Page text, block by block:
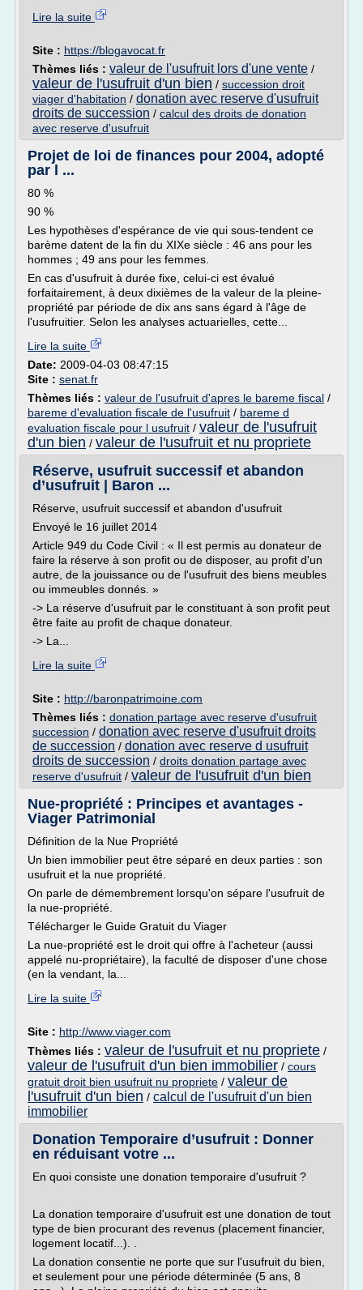
Lire la suite
Site : https://blogavocat.fr
Thèmes liés : valeur de l'usufruit lors d'une vente /
valeur de l'usufruit d'un bien / succession droit
viager d'habitation / donation avec reserve d'usufruit
droits de succession / calcul des droits de donation
avec reserve d'usufruit
Projet de loi de finances pour 2004, adopté
par l ...
80 %
90 %
Les hypothèses d'espérance de vie qui sous-tendent ce
barème datent de la fin du XIXe siècle : 46 ans pour les
hommes ; 49 ans pour les femmes.
En cas d'usufruit à durée fixe, celui-ci est évalué
forfaitairement, à deux dixièmes de la valeur de la pleine-
propriété par période de dix ans sans égard à l'âge de
l'usufruitier. Selon les analyses actuarielles, cette...
Lire la suite
Date: 2009-04-03 08:47:15
Site : senat.fr
Thèmes liés : valeur de l'usufruit d'apres le bareme fiscal /
bareme d'evaluation fiscale de l'usufruit / bareme d
evaluation fiscale pour l usufruit / valeur de l'usufruit
d'un bien / valeur de l'usufruit et nu propriete
Réserve, usufruit successif et abandon
d’usufruit | Baron ...
Réserve, usufruit successif et abandon d'usufruit
Envoyé le 16 juillet 2014
Article 949 du Code Civil : « Il est permis au donateur de
faire la réserve à son profit ou de disposer, au profit d'un
autre, de la jouissance ou de l'usufruit des biens meubles
ou immeubles donnés. »
-> La réserve d'usufruit par le constituant à son profit peut
être faite au profit de chaque donateur.
-> La...
Lire la suite
Site : http://baronpatrimoine.com
Thèmes liés : donation partage avec reserve d'usufruit
succession / donation avec reserve d'usufruit droits
de succession / donation avec reserve d usufruit
droits de succession / droits donation partage avec
reserve d'usufruit / valeur de l'usufruit d'un bien
Nue-propriété : Principes et avantages -
Viager Patrimonial
Définition de la Nue Propriété
Un bien immobilier peut être séparé en deux parties : son
usufruit et la nue propriété.
On parle de démembrement lorsqu'on sépare l'usufruit de
la nue-propriété.
Télécharger le Guide Gratuit du Viager
La nue-propriété est le droit qui offre à l'acheteur (aussi
appelé nu-propriétaire), la faculté de disposer d'une chose
(en la vendant, la...
Lire la suite
Site : http://www.viager.com
Thèmes liés : valeur de l'usufruit et nu propriete /
valeur de l'usufruit d'un bien immobilier / cours
gratuit droit bien usufruit nu propriete / valeur de
l'usufruit d'un bien / calcul de l'usufruit d'un bien
immobilier
Donation Temporaire d’usufruit : Donner
en réduisant votre ...
En quoi consiste une donation temporaire d'usufruit ?
La donation temporaire d'usufruit est une donation de tout
type de bien procurant des revenus (placement financier,
logement locatif...). .
La donation consentie ne porte que sur l'usufruit du bien,
et seulement pour une période déterminée (5 ans, 8